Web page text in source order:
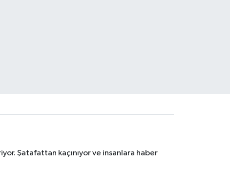
Şatafattan kaçınıyor ve insanlara haber